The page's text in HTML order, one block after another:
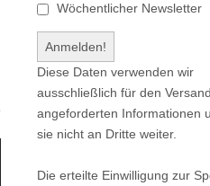
Wöchentlicher Newsletter
Diese Daten verwenden wir
ausschließlich für den
angeforderten Informationen
sie nicht an Dritte weiter.
Die erteilte Einwilligung zur